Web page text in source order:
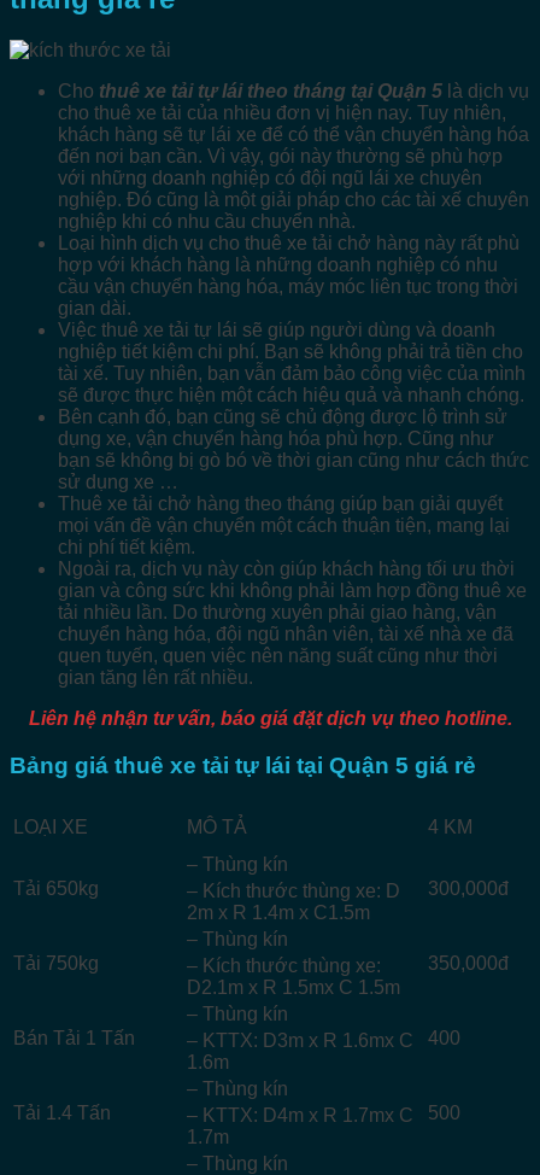
Cho thuê xe tải tự lái theo tháng tại Quận 5 là dịch vụ
cho thuê xe tải của nhiều đơn vị hiện nay. Tuy nhiên,
khách hàng sẽ tự lái xe để có thể vận chuyển hàng hóa
đến nơi bạn cần. Vì vậy, gói này thường sẽ phù hợp
với những doanh nghiệp có đội ngũ lái xe chuyên
nghiệp. Đó cũng là một giải pháp cho các tài xế chuyên
nghiệp khi có nhu cầu chuyển nhà.
Loại hình dịch vụ cho thuê xe tải chở hàng này rất phù
hợp với khách hàng là những doanh nghiệp có nhu
cầu vận chuyển hàng hóa, máy móc liên tục trong thời
gian dài.
Việc thuê xe tải tự lái sẽ giúp người dùng và doanh
nghiệp tiết kiệm chi phí. Bạn sẽ không phải trả tiền cho
tài xế. Tuy nhiên, bạn vẫn đảm bảo công việc của mình
sẽ được thực hiện một cách hiệu quả và nhanh chóng.
Bên cạnh đó, bạn cũng sẽ chủ động được lộ trình sử
dụng xe, vận chuyển hàng hóa phù hợp. Cũng như
bạn sẽ không bị gò bó về thời gian cũng như cách thức
sử dụng xe …
Thuê xe tải chở hàng theo tháng giúp bạn giải quyết
mọi vấn đề vận chuyển một cách thuận tiện, mang lại
chi phí tiết kiệm.
Ngoài ra, dịch vụ này còn giúp khách hàng tối ưu thời
gian và công sức khi không phải làm hợp đồng thuê xe
tải nhiều lần. Do thường xuyên phải giao hàng, vận
chuyển hàng hóa, đội ngũ nhân viên, tài xế nhà xe đã
quen tuyến, quen việc nên năng suất cũng như thời
gian tăng lên rất nhiều.
Liên hệ nhận tư vấn, báo giá đặt dịch vụ theo hotline.
Bảng giá thuê xe tải tự lái tại Quận 5 giá rẻ
LOẠI XE MÔ TẢ 4 KM
Tải 650kg
– Thùng kín
300,000đ
– Kích thước thùng xe: D
2m x R 1.4m x C1.5m
Tải 750kg
– Thùng kín
350,000đ
– Kích thước thùng xe:
D2.1m x R 1.5mx C 1.5m
Bán Tải 1 Tấn
– Thùng kín
400
– KTTX: D3m x R 1.6mx C
1.6m
Tải 1.4 Tấn
– Thùng kín
500
– KTTX: D4m x R 1.7mx C
1.7m
– Thùng kín